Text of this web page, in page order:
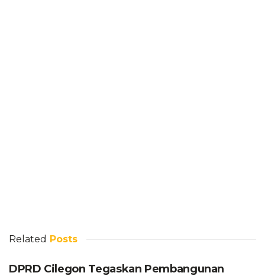
Related Posts
DPRD Cilegon Tegaskan Pembangunan